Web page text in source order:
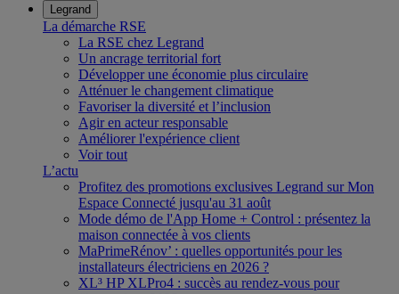
Legrand
La démarche RSE
La RSE chez Legrand
Un ancrage territorial fort
Développer une économie plus circulaire
Atténuer le changement climatique
Favoriser la diversité et l’inclusion
Agir en acteur responsable
Améliorer l'expérience client
Voir tout
L’actu
Profitez des promotions exclusives Legrand sur Mon
Espace Connecté jusqu'au 31 août
Mode démo de l'App Home + Control : présentez la
maison connectée à vos clients
MaPrimeRénov’ : quelles opportunités pour les
installateurs électriciens en 2026 ?
XL³ HP XLPro4 : succès au rendez-vous pour